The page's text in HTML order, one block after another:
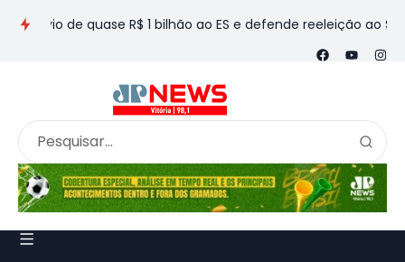
envio de quase R$ 1 bilhão ao ES e defende reeleição ao